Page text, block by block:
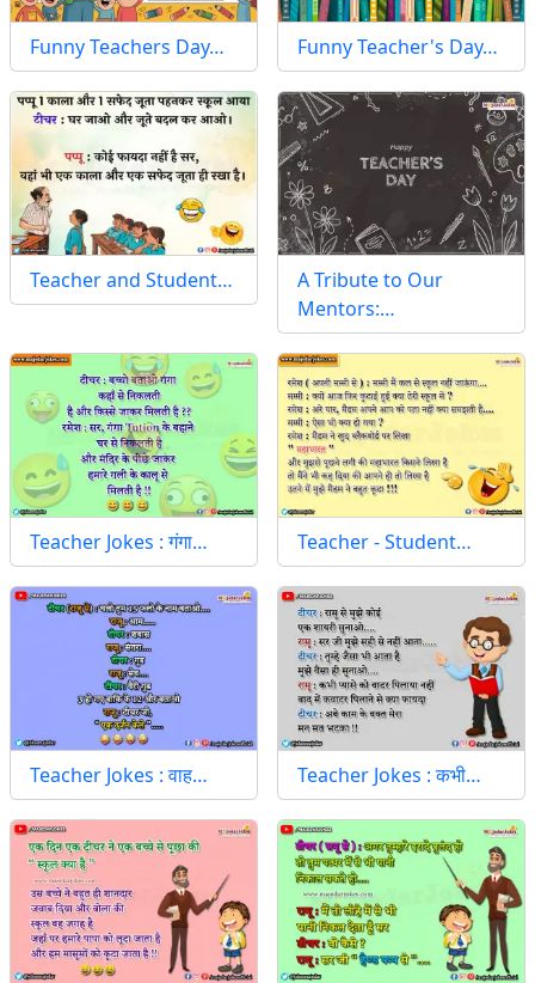
Funny Teachers Day… Funny Teacher's Day…
Teacher and Student…
A Tribute to Our
Mentors:…
Teacher Jokes : गंगा… Teacher - Student…
Teacher Jokes : वाह… Teacher Jokes : कभी…